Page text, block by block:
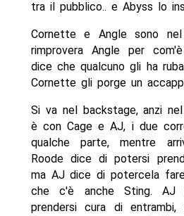
tra il pubblico.. e Abyss lo
Cornette e Angle sono
rimprovera Angle per
dice che qualcuno gli ha
Cornette gli porge un
Si va nel backstage, anzi
è con Cage e AJ, i due
qualche parte, mentre
Roode dice di potersi
ma AJ dice di potercela
che c'è anche Sting. AJ
prendersi cura di